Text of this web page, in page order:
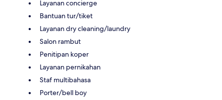
Layanan concierge
Bantuan tur/tiket
Layanan dry cleaning/laundry
Salon rambut
Penitipan koper
Layanan pernikahan
Staf multibahasa
Porter/bell boy